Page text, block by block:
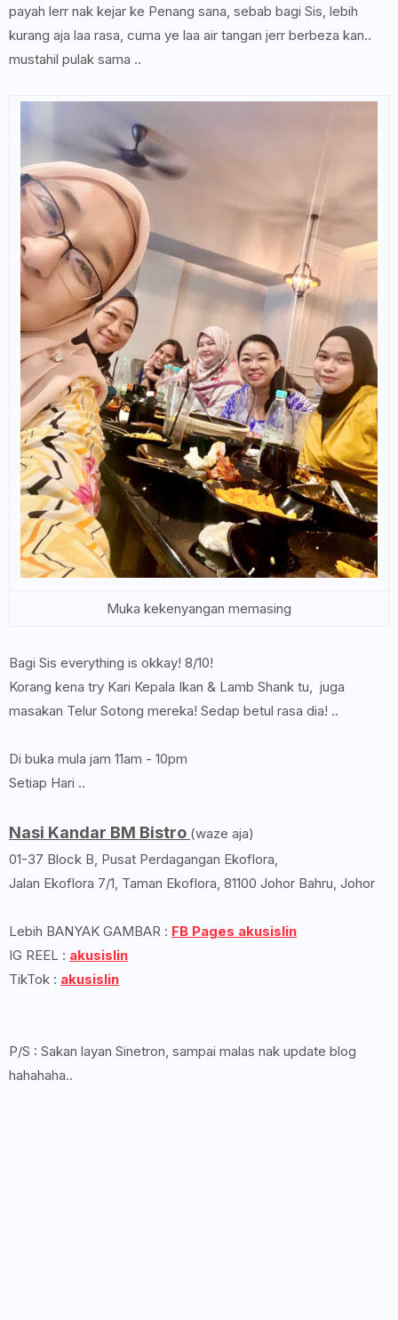
payah lerr nak kejar ke Penang sana, sebab bagi Sis, lebih
kurang aja laa rasa, cuma ye laa air tangan jerr berbeza kan..
mustahil pulak sama ..
Muka kekenyangan memasing
Bagi Sis everything is okkay! 8/10!
Korang kena try Kari Kepala Ikan & Lamb Shank tu, juga
masakan Telur Sotong mereka! Sedap betul rasa dia! ..
Di buka mula jam 11am - 10pm
Setiap Hari ..
Nasi Kandar BM Bistro (waze aja)
01-37 Block B, Pusat Perdagangan Ekoflora,
Jalan Ekoflora 7/1, Taman Ekoflora, 81100 Johor Bahru, Johor
Lebih BANYAK GAMBAR : FB Pages akusislin
IG REEL : akusislin
TikTok : akusislin
P/S : Sakan layan Sinetron, sampai malas nak update blog
hahahaha..